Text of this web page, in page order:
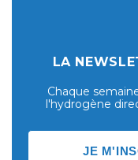
LA
Chaque
l'hydrogène
JE